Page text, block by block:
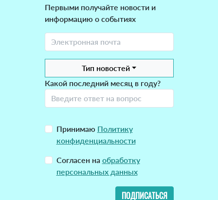
Первыми получайте новости и
информацию о событиях
Тип новостей
Какой последний месяц в году?
Принимаю Политику
конфиденциальности
Согласен на обработку
персональных данных
ПОДПИСАТЬСЯ